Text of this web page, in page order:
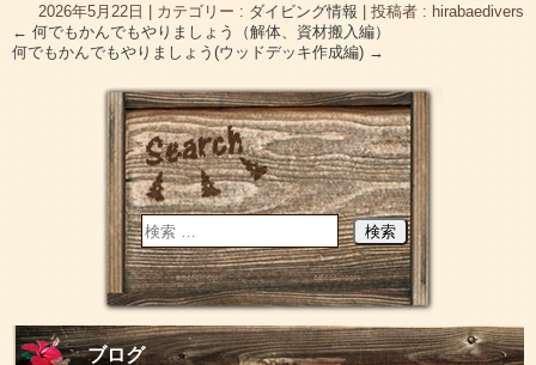
2026年5月22日 | カテゴリー : ダイビング情報 | 投稿者 : hirabaedivers
← 何でもかんでもやりましょう（解体、資材搬入編）
何でもかんでもやりましょう(ウッドデッキ作成編) →
ブログ